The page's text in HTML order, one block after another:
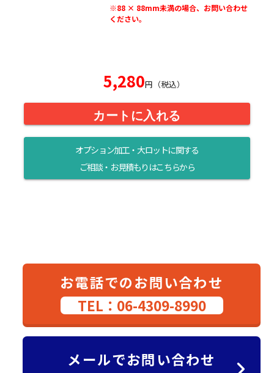
※88 × 88mm未満の場合、お問い合わせ
ください。
5,280円（税込）
カートに入れる
オプション加工・大ロットに関する
ご相談・お見積もりはこちらから
お電話でのお問い合わせ
TEL：06-4309-8990
メールでお問い合わせ